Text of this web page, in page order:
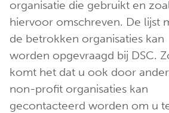
organisatie die gebruikt en
hiervoor omschreven. De lijst
de betrokken organisaties kan
worden opgevraagd bij DSC.
komt het dat u ook door
non-profit organisaties kan
gecontacteerd worden om u